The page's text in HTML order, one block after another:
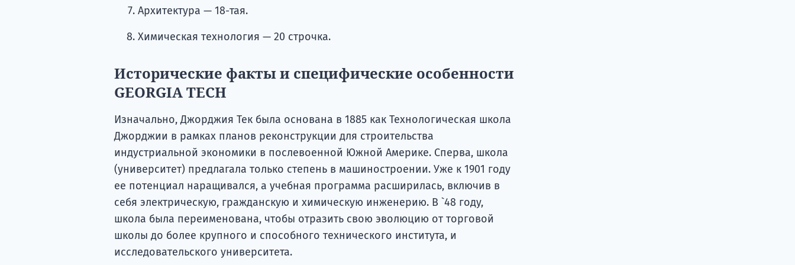
Архитектура — 18-тая.
Химическая технология — 20 строчка.
Исторические факты и специфические особенности
GEORGIA TECH
Изначально, Джорджия Тек была основана в 1885 как Технологическая школа
Джорджии в рамках планов реконструкции для строительства
индустриальной экономики в послевоенной Южной Америке. Сперва, школа
(университет) предлагала только степень в машиностроении. Уже к 1901 году
ее потенциал наращивался, а учебная программа расширилась, включив в
себя электрическую, гражданскую и химическую инженерию. В `48 году,
школа была переименована, чтобы отразить свою эволюцию от торговой
школы до более крупного и способного технического института, и
исследовательского университета.